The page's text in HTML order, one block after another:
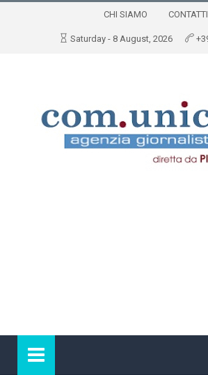
CHI SIAMO CONTATTI
Saturday - 8 August, 2026